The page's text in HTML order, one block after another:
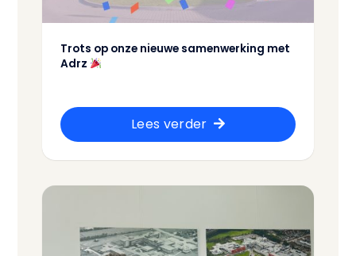
Trots op onze nieuwe samenwerking met
Adrz
Lees verder